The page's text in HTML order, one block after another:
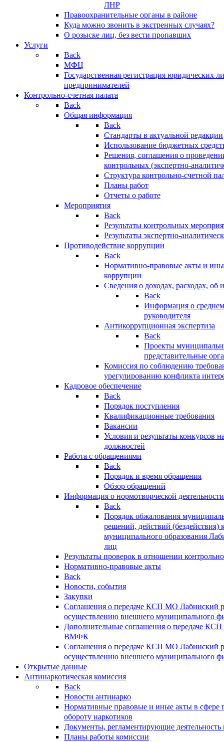
ЛНР
Правоохранительные органы в районе
Куда можно звонить в экстренных случаях?
О розыске лиц, без вести пропавших
Услуги
Back
МФЦ
Государственная регистрация юридических
предпринимателей
Контрольно-счетная палата
Back
Общая информация
Back
Стандарты в актуальной редакции
Использование бюджетных
Решения, соглашения о
контрольных (экспертно-
Структура контрольно-счетной
Планы работ
Отчеты о работе
Мероприятия
Back
Результаты контрольных
Результаты экспертно-
Противодействие коррупции
Back
Нормативно-правовые акты и
коррупции
Сведения о доходах, расходах, об
Back
Информация о
руководителя
Антикоррупционная экспертиза
Back
Проекты
представительные
Комиссия по соблюдению
урегулированию конфликта
Кадровое обеспечение
Back
Порядок поступления
Квалификационные требования
Вакансии
Условия и результаты конкурсов
должностей
Работа с обращениями
Back
Порядок и время обращения
Обзор обращений
Информация о нормотворческой деятельности
Back
Порядок обжалования
решений, действий (бездействия)
муниципального образования
лиц
Результаты проверок в отношении
Нормативно-правовые акты
Back
Новости, события
Закупки
Соглашения о передаче КСП МО Лабинский
осуществлению внешнего муниципального
Дополнительные соглашения о передаче
ВМФК
Соглашения о передаче КСП МО Лабинский
осуществлению внешнего муниципального
Открытые данные
Антинаркотическая комиссия
Back
Новости антинарко
Нормативные правовые и иные акты в сфере
обороту наркотиков
Документы, регламентирующие деятельность
Планы работы комиссии